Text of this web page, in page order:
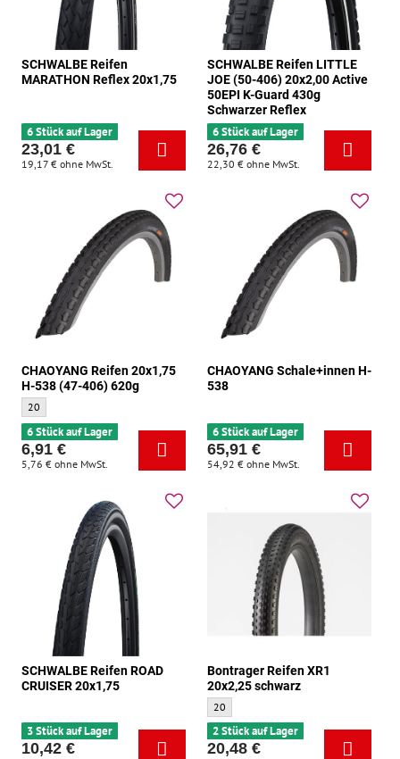
SCHWALBE Reifen
MARATHON Reflex 20x1,75
6 Stück auf Lager
23,01 €
19,17 € ohne MwSt.
SCHWALBE Reifen LITTLE
JOE (50-406) 20x2,00 Active
50EPI K-Guard 430g
Schwarzer Reflex
6 Stück auf Lager
26,76 €
22,30 € ohne MwSt.
CHAOYANG Reifen 20x1,75
H-538 (47-406) 620g
CHAOYANG Reifen 20x1,75 H-538 (47-406) 620g - Größe :
20
6 Stück auf Lager
6,91 €
5,76 € ohne MwSt.
CHAOYANG Schale+innen H-
538
6 Stück auf Lager
65,91 €
54,92 € ohne MwSt.
SCHWALBE Reifen ROAD
CRUISER 20x1,75
3 Stück auf Lager
10,42 €
Bontrager Reifen XR1
20x2,25 schwarz
Bontrager Reifen XR1 20x2,25 schwarz -
20
2 Stück auf Lager
20,48 €